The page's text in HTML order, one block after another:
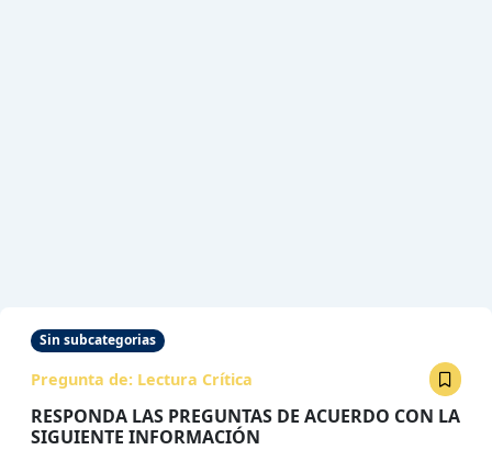
Sin subcategorias
Pregunta de: Lectura Crítica
RESPONDA LAS PREGUNTAS DE ACUERDO CON LA
SIGUIENTE INFORMACIÓN